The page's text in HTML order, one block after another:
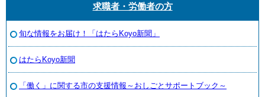
求職者・労働者の方
旬な情報をお届け！「はたらKoyo新聞」
はたらKoyo新聞
「働く」に関する市の支援情報～おしごとサポートブック～